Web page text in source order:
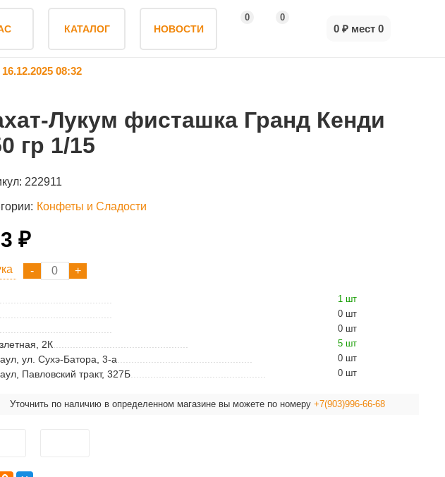
КАТАЛОГ НОВОСТИ
0 0
0 ₽ мест0
16.12.2025 08:32
Лукум фисташка Гранд Кенди
гр 1/15
222911
Конфеты и Сладости
₽
1 шт
0 шт
0 шт
2К 5 шт
ул. Сухэ-Батора, 3-а 0 шт
Павловский тракт, 327Б 0 шт
Уточнить по наличию в определенном магазине вы можете по номеру+7(903)996-66-68